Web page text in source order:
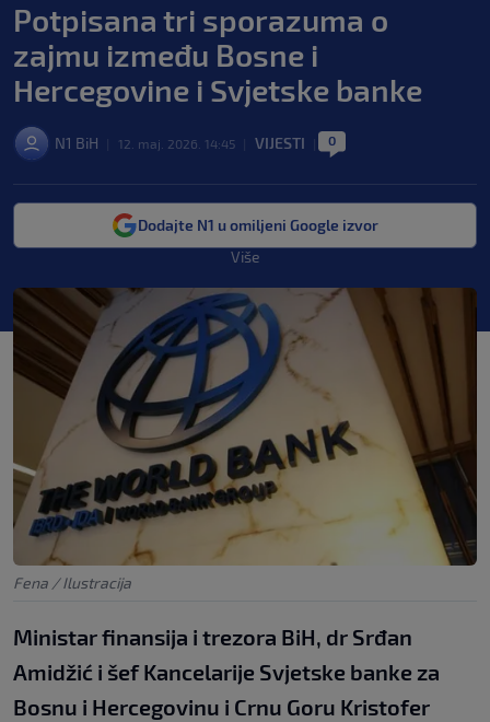
Potpisana tri sporazuma o
zajmu između Bosne i
Hercegovine i Svjetske banke
N1 BiH 12. maj. 2026. 14:45 VIJESTI 0
Dodajte N1 u omiljeni Google izvor
Više
Fena / Ilustracija
Ministar finansija i trezora BiH, dr Srđan
Amidžić i šef Kancelarije Svjetske banke za
Bosnu i Hercegovinu i Crnu Goru Kristofer